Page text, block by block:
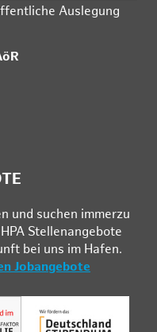
Auslegung
und su­chen im­mer­zu
Stel­len­an­ge­bo­te
bei uns im Ha­fen.
Jobangebote